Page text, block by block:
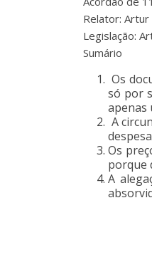
Relator: Artur
Legislação:
Sumário
Os
só por
apenas
A
Os
porque
A